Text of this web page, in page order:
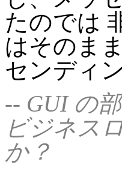
たのでは
はそのま
センディ
-- GUI の
ビジネス
か？